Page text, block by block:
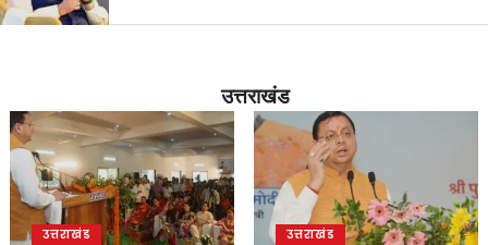
उत्तराखंड
उत्तराखंड उत्तराखंड